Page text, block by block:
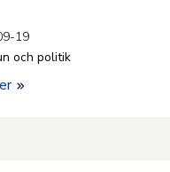
19
och politik